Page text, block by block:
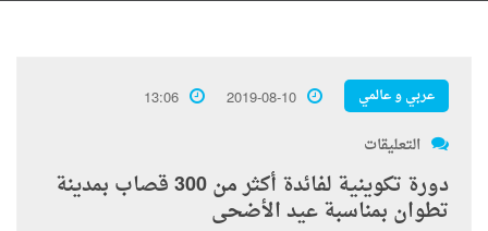
عربي و عالمي 2019-08-10
13:06
التعليقات
دورة تكوينية لفائدة أكثر من 300 قصاب بمدينة
تطوان بمناسبة عيد الأضحى